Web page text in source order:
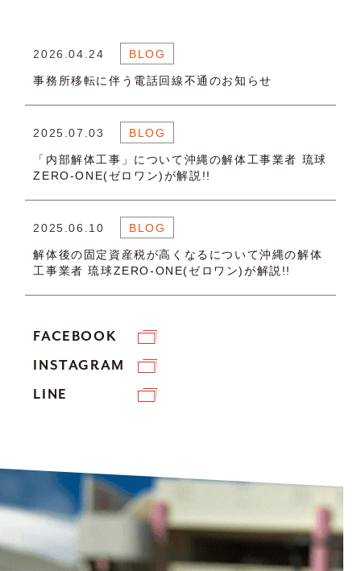
2026.04.24 BLOG
事務所移転に伴う電話回線不通のお知らせ
2025.07.03 BLOG
「内部解体工事」について沖縄の解体工事業者 琉球
ZERO-ONE(ゼロワン)が解説!!
2025.06.10 BLOG
解体後の固定資産税が高くなるについて沖縄の解体
工事業者 琉球ZERO-ONE(ゼロワン)が解説!!
FACEBOOK
INSTAGRAM
LINE